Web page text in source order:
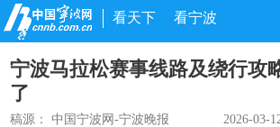
看天下 看宁波
宁波马拉松赛事线路及绕行攻
了
稿源：中国宁波网-宁波晚报 2026-03-